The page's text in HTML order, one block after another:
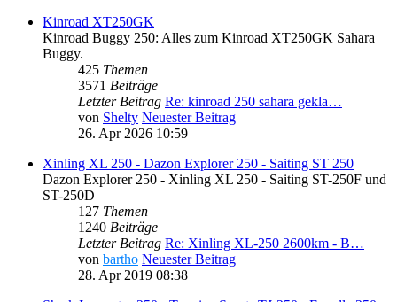
Kinroad XT250GK
Kinroad Buggy 250: Alles zum Kinroad XT250GK Sahara
Buggy.
425 Themen
3571 Beiträge
Letzter Beitrag Re: kinroad 250 sahara gekla…
von Shelty Neuester Beitrag
26. Apr 2026 10:59
Xinling XL 250 - Dazon Explorer 250 - Saiting ST 250
Dazon Explorer 250 - Xinling XL 250 - Saiting ST-250F und
ST-250D
127 Themen
1240 Beiträge
Letzter Beitrag Re: Xinling XL-250 2600km - B…
von bartho Neuester Beitrag
28. Apr 2019 08:38